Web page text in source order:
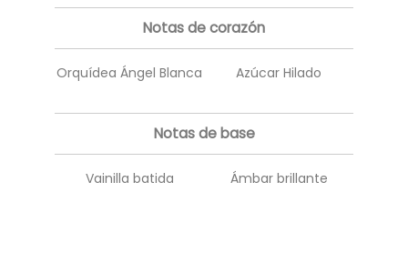
Notas de corazón
Orquídea Ángel Blanca Azúcar Hilado
Notas de base
Vainilla batida Ámbar brillante